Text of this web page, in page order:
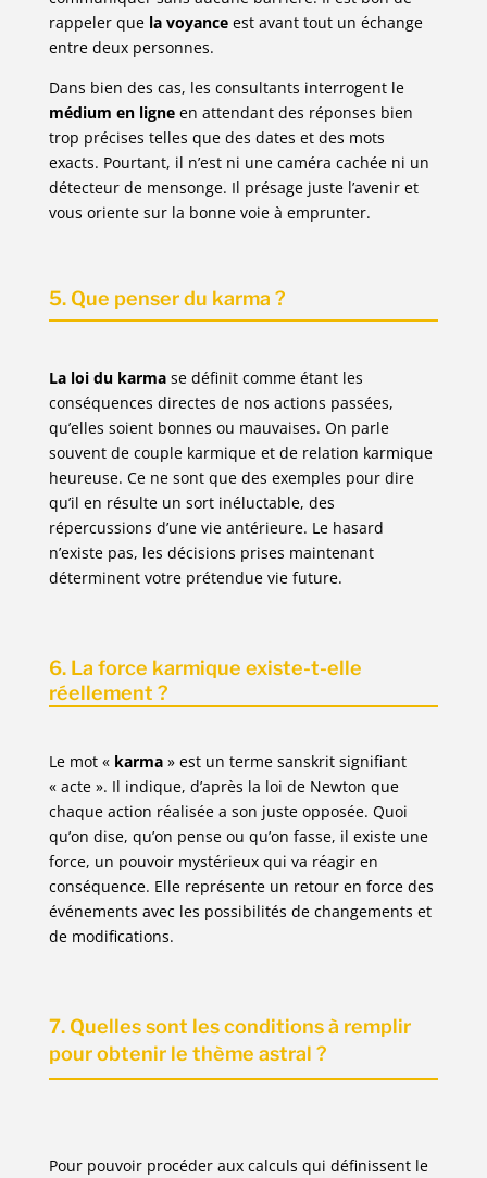
rappeler que la voyanceest avant tout un échange
entre deux personnes.
Dans bien des cas, les consultants interrogent le
médium en ligneen attendant des réponses bien
trop précises telles que des dates et des mots
exacts. Pourtant, il n’est ni une caméra cachée ni un
détecteur de mensonge. Il présage juste l’avenir et
vous oriente sur la bonne voie à emprunter.
5. Que penser du karma ?
La loi du karmase définit comme étant les
conséquences directes de nos actions passées,
qu’elles soient bonnes ou mauvaises. On parle
souvent de couple karmique et de relation karmique
heureuse. Ce ne sont que des exemples pour dire
qu’il en résulte un sort inéluctable, des
répercussions d’une vie antérieure. Le hasard
n’existe pas, les décisions prises maintenant
déterminent votre prétendue vie future.
6. La force karmique existe-t-elle
réellement ?
Le mot « karma » est un terme sanskrit signifiant
« acte ». Il indique, d’après la loi de Newton que
chaque action réalisée a son juste opposée. Quoi
qu’on dise, qu’on pense ou qu’on fasse, il existe une
force, un pouvoir mystérieux qui va réagir en
conséquence. Elle représente un retour en force des
événements avec les possibilités de changements et
de modifications.
7. Quelles sont les conditions à remplir
pour obtenir le thème astral ?
Pour pouvoir procéder aux calculs qui définissent le